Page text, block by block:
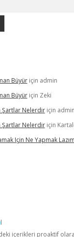
Büyüriçin admin
Büyüriçin Zeki
Şartlar Nelerdiriçin admin
Şartlar Nelerdiriçin
Için Ne Yapmak Lazım
içerikleri proaktif